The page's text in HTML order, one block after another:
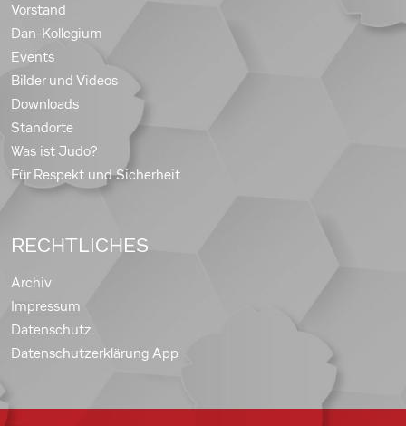
Vorstand
Dan-Kollegium
Events
Bilder und Videos
Downloads
Standorte
Was ist Judo?
Für Respekt und Sicherheit
RECHTLICHES
Archiv
Impressum
Datenschutz
Datenschutzerklärung App